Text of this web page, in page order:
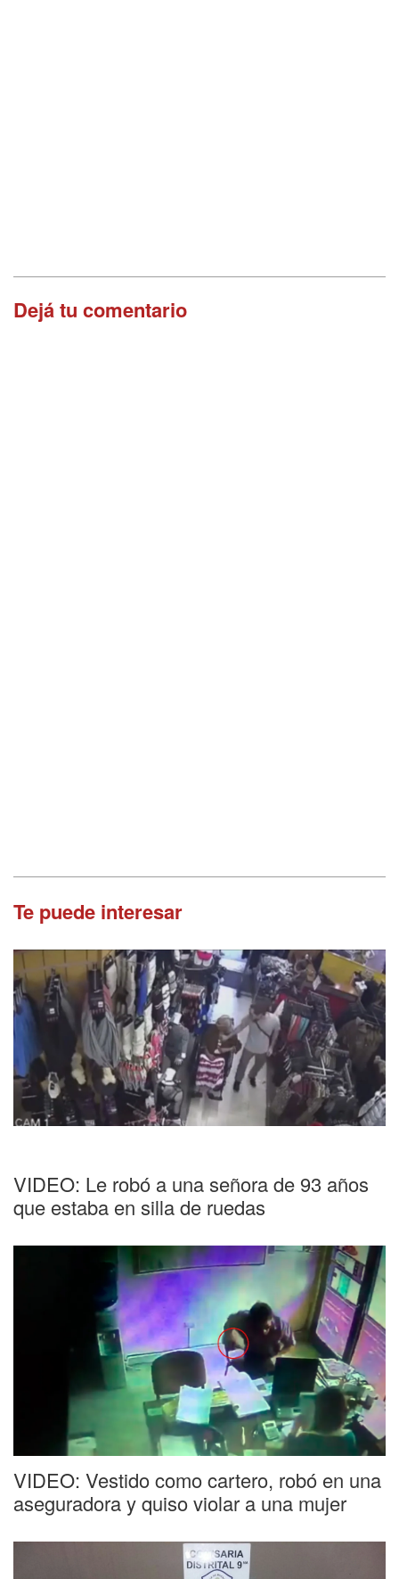
Dejá tu comentario
Te puede interesar
VIDEO: Le robó a una señora de 93 años
que estaba en silla de ruedas
VIDEO: Vestido como cartero, robó en una
aseguradora y quiso violar a una mujer